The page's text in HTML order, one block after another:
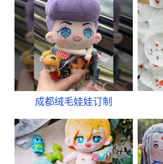
成都绒毛娃娃订制